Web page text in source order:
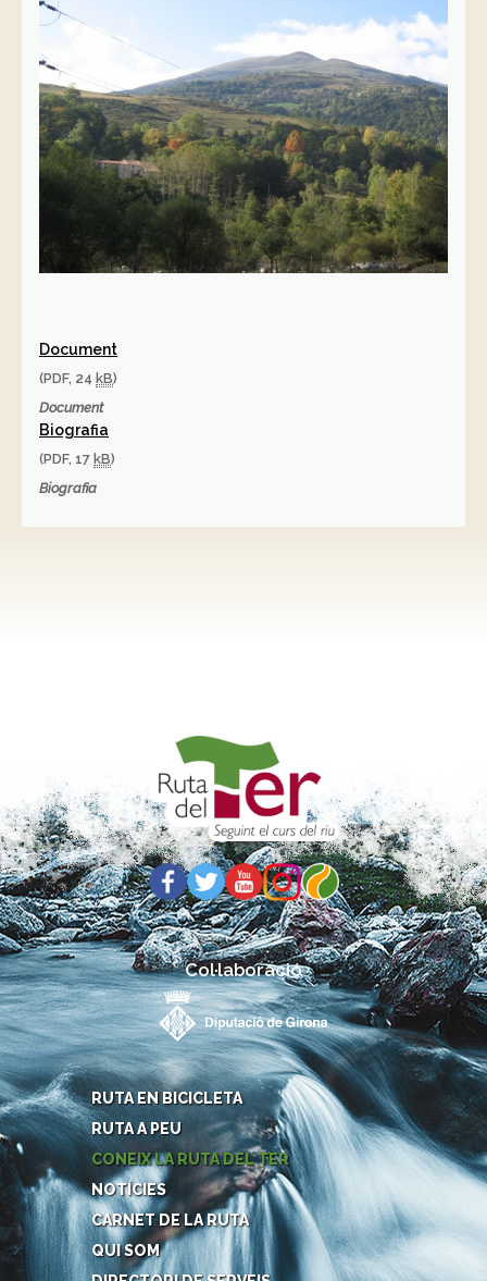
Document
(PDF, 24 kB)
Document
Biografia
(PDF, 17 kB)
Biografia
Col·laboració
RUTA EN BICICLETA
RUTA A PEU
CONEIX LA RUTA DEL TER
NOTÍCIES
CARNET DE LA RUTA
QUI SOM